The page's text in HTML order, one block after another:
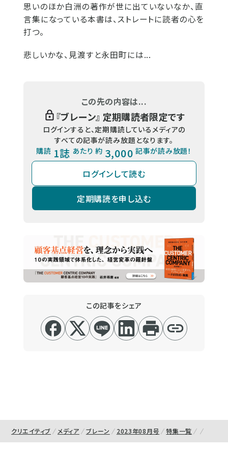
思いのほか白洲の著作が世に出ていないなか、直
言集になっている本書は、ストレートに読者の心を
打つ。
悲しいかな、見渡すと永田町には...
この先の内容は...
『ブレーン』 定期購読者限定です
ログインすると、定期購読しているメディアの
すべての記事が読み放題となります。
購読 1誌 あたり 約 3,000 記事が読み放題！
ログインして読む
定期購読を申し込む
この記事をシェア
クリエイティブ メディア ブレーン 2023年08月号 特集一覧